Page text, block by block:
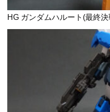
HG ガンダムハルート(最終